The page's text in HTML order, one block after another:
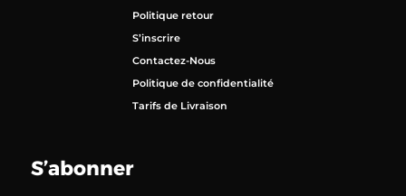
Politique retour
S’inscrire
Contactez-Nous
Politique de confidentialité
Tarifs de Livraison
S’abonner